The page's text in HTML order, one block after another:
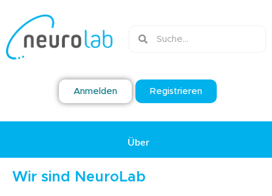
Anmelden Registrieren
Über
Uns
Wir sind NeuroLab